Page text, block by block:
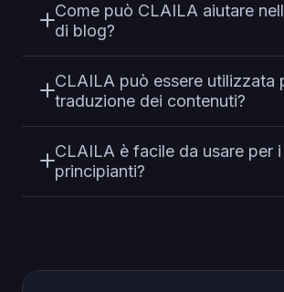
Come può CLAILA aiutare
di blog?
CLAILA può essere utilizzata
traduzione dei contenuti?
CLAILA è facile da usare per i
principianti?